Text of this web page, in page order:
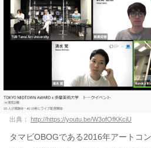
出典： http://https://youtu.be/W3ofOfKKciU
タマビOBOGである2016年アートコ